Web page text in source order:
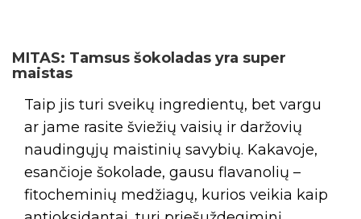
MITAS: Tamsus šokoladas yra super
maistas
Taip jis turi sveikų ingredientų, bet vargu
ar jame rasite šviežių vaisių ir daržovių
naudingųjų maistinių savybių. Kakavoje,
esančioje šokolade, gausu flavanolių –
fitocheminių medžiagų, kurios veikia kaip